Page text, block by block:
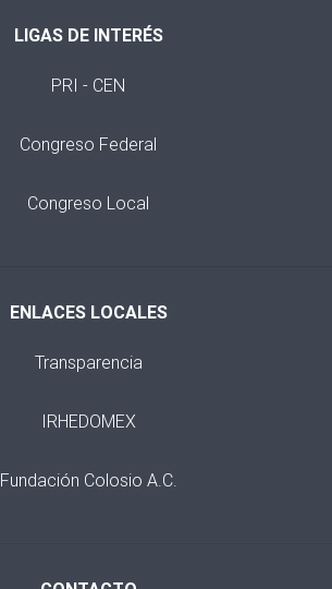
LIGAS DE INTERÉS
PRI - CEN
Congreso Federal
Congreso Local
ENLACES LOCALES
Transparencia
IRHEDOMEX
Fundación Colosio A.C.